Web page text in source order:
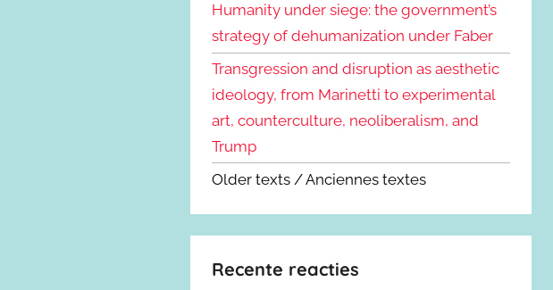
Humanity under siege: the government’s
strategy of dehumanization under Faber
Transgression and disruption as aesthetic
ideology, from Marinetti to experimental
art, counterculture, neoliberalism, and
Trump
Older texts / Anciennes textes
Recente reacties